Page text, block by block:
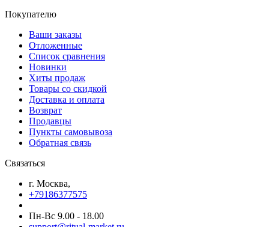
Покупателю
Ваши заказы
Отложенные
Список сравнения
Новинки
Хиты продаж
Товары со скидкой
Доставка и оплата
Возврат
Продавцы
Пункты самовывоза
Обратная связь
Связаться
г. Москва,
+79186377575
Пн-Вс 9.00 - 18.00